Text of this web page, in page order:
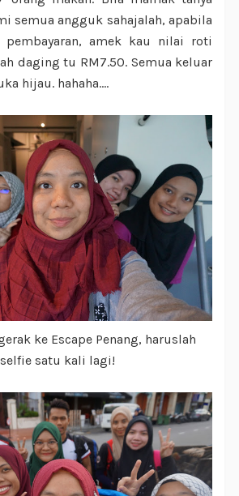
semua angguk sahajalah, apabila
pembayaran, amek kau nilai roti
daging tu RM7.50. Semua keluar
hijau. hahaha....
ke Escape Penang, haruslah
selfie satu kali lagi!